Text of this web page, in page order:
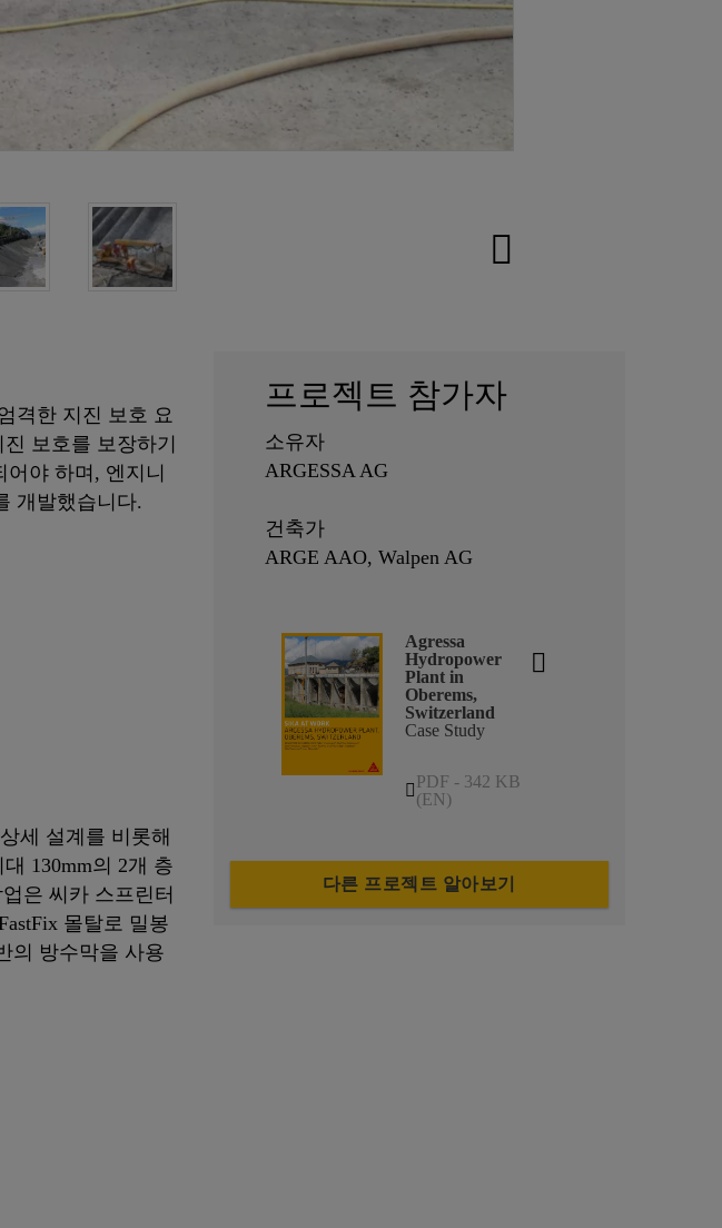
격한 지진 보호 요
보호를 보장하기
야 하며, 엔지니
개발했습니다.
세 설계를 비롯해
130mm의 2개 층
은 씨카 스프린터
몰탈로 밀봉
의 방수막을 사용
프로젝트 참가자
소유자
ARGESSA AG
건축가
ARGE AAO, Walpen AG
Agressa
Hydropower
Plant in
Oberems,
Switzerland
Case Study
PDF - 342 KB
(EN)
다른 프로젝트 알아보기